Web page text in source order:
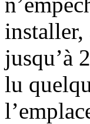
installer,
jusqu’à
lu